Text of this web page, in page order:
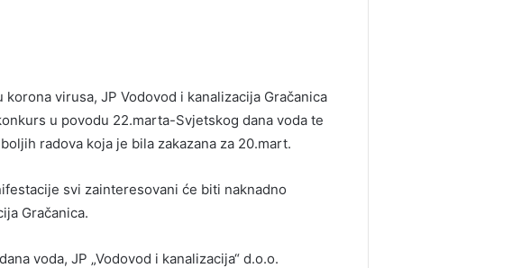
virusa, JP Vodovod i kanalizacija Gračanica
u povodu 22.marta-Svjetskog dana voda te
radova koja je bila zakazana za 20.mart.
svi zainteresovani će biti naknadno
Gračanica.
voda, JP „Vodovod i kanalizacija“ d.o.o.